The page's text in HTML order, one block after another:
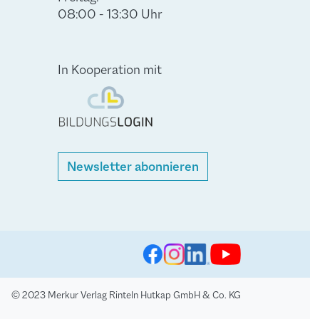
08:00 - 13:30 Uhr
In Kooperation mit
Newsletter abonnieren
© 2023 Merkur Verlag Rinteln Hutkap GmbH & Co. KG